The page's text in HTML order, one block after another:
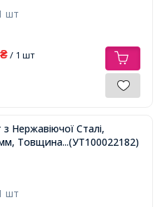
шт
₴/ 1 шт
з Нержавіючої Сталі,
Товщина 1.5мм,...(УТ100022182)
шт